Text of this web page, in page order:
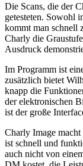
Die Scans, die der
getesteten. Sowohl
kommt man schnell
Charly die
Ausdruck
Im Programm ist
zusätzlich bietet
knapp die
der elektronischen
ist der große
Charly Image
ist schnell und
auch nicht von